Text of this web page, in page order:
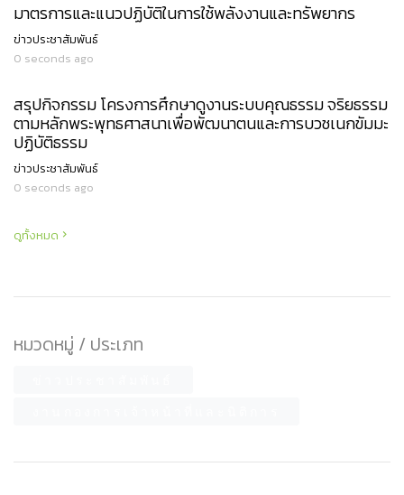
มาตรการและแนวปฏิบัติในการใช้พลังงานและทรัพยากร
ข่าวประชาสัมพันธ์
0 seconds ago
สรุปกิจกรรม โครงการศึกษาดูงานระบบคุณธรรม จริยธรรม
ตามหลักพระพุทธศาสนาเพื่อพัฒนาตนและการบวชเนกขัมมะ
ปฏิบัติธรรม
ข่าวประชาสัมพันธ์
0 seconds ago
ดูทั้งหมด
หมวดหมู่ / ประเภท